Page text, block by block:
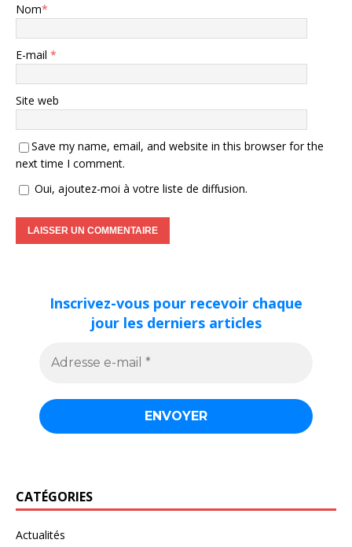
Nom*
E-mail *
Site web
Save my name, email, and website in this browser for the
next time I comment.
Oui, ajoutez-moi à votre liste de diffusion.
Inscrivez-vous pour recevoir chaque
jour les derniers articles
CATÉGORIES
Actualités